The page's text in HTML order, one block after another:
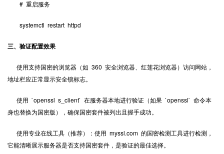
# 重启服务
systemctl restart httpd
三、验证配置效果
使用支持国密的浏览器（如 360 安全浏览器、红莲花浏览器）访问网站，
地址栏应正常显示安全锁标志。
使用 `openssl s_client` 在服务器本地进行验证（如果 `openssl` 命令本
身也替换为国密版），确保国密套件被列出且握手成功。
使用专业在线工具（推荐）：使用 myssl.com 的国密检测工具进行检测，
它能清晰展示服务器是否支持国密套件，是验证的最佳选择。